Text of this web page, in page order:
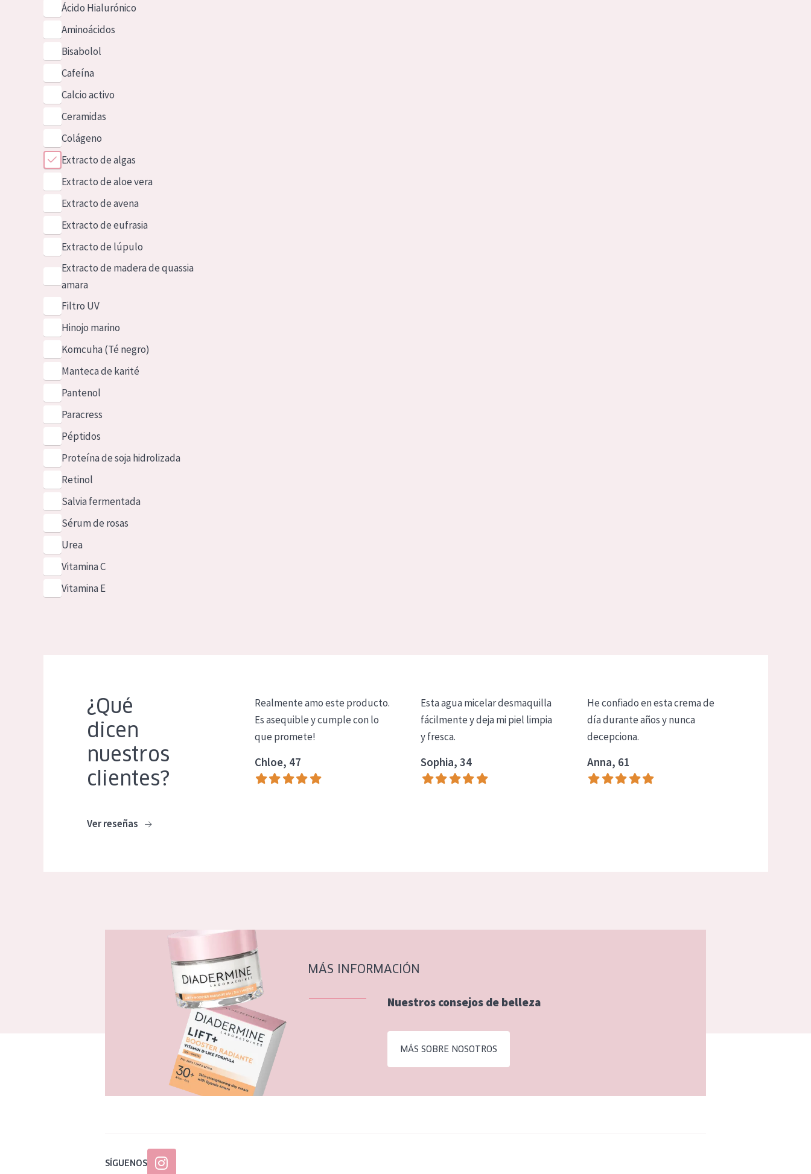
Ácido Hialurónico
Aminoácidos
Bisabolol
Cafeína
Calcio activo
Ceramidas
Colágeno
Extracto de algas
Extracto de aloe vera
Extracto de avena
Extracto de eufrasia
Extracto de lúpulo
Extracto de madera de quassia
amara
Filtro UV
Hinojo marino
Komcuha (Té negro)
Manteca de karité
Pantenol
Paracress
Péptidos
Proteína de soja hidrolizada
Retinol
Salvia fermentada
Sérum de rosas
Urea
Vitamina C
Vitamina E
¿Qué
dicen
nuestros
clientes?
Ver reseñas
Realmente amo este producto.
Es asequible y cumple con lo
que promete!
Chloe, 47
Esta agua micelar desmaquilla
fácilmente y deja mi piel limpia
y fresca.
Sophia, 34
He confiado en esta crema de
día durante años y nunca
decepciona.
Anna, 61
MÁS INFORMACIÓN
Nuestros consejos de belleza
MÁS SOBRE NOSOTROS
SÍGUENOS